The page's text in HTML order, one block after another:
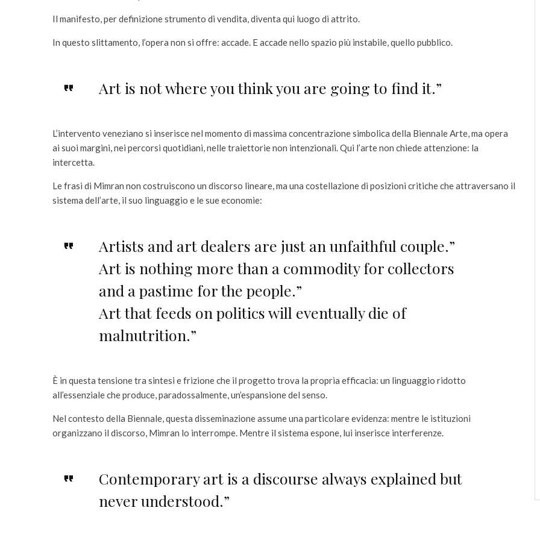
Il manifesto, per definizione strumento di vendita, diventa qui luogo di attrito.
In questo slittamento, l’opera non si offre: accade. E accade nello spazio più instabile, quello pubblico.
Art is not where you think you are going to find it.”
L’intervento veneziano si inserisce nel momento di massima concentrazione simbolica della Biennale Arte, ma opera
ai suoi margini, nei percorsi quotidiani, nelle traiettorie non intenzionali. Qui l’arte non chiede attenzione: la
intercetta.
Le frasi di Mimran non costruiscono un discorso lineare, ma una costellazione di posizioni critiche che attraversano il
sistema dell’arte, il suo linguaggio e le sue economie:
Artists and art dealers are just an unfaithful couple.”
Art is nothing more than a commodity for collectors
and a pastime for the people.”
Art that feeds on politics will eventually die of
malnutrition.”
È in questa tensione tra sintesi e frizione che il progetto trova la propria efficacia: un linguaggio ridotto
all’essenziale che produce, paradossalmente, un’espansione del senso.
Nel contesto della Biennale, questa disseminazione assume una particolare evidenza: mentre le istituzioni
organizzano il discorso, Mimran lo interrompe. Mentre il sistema espone, lui inserisce interferenze.
Contemporary art is a discourse always explained but
never understood.”